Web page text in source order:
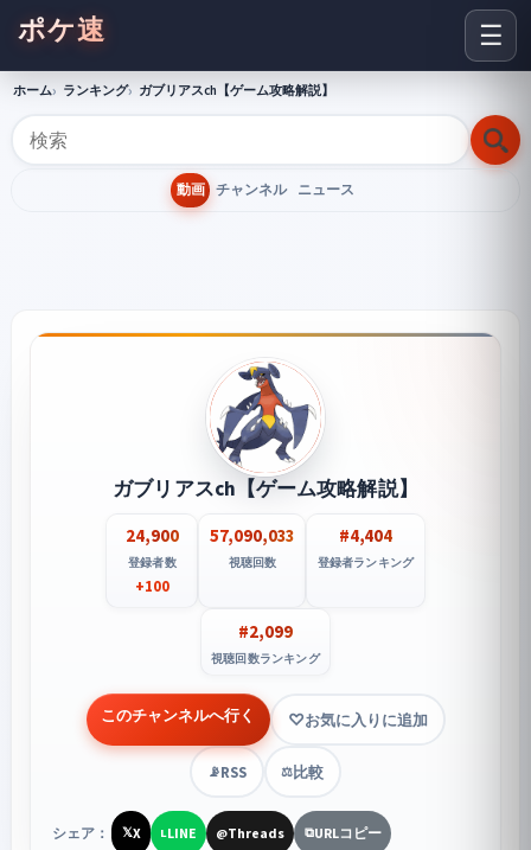
☰
ポケ速
ホーム ランキング ガブリアスch【ゲーム攻略解説】
動画 チャンネル ニュース
ガブリアスch【ゲーム攻略解説】
24,900
登録者数
+100
57,090,033
視聴回数
#4,404
登録者ランキング
#2,099
視聴回数ランキング
このチャンネルへ行く お気に入りに追加
📡RSS ⚖️比較
シェア： 𝕏X LLINE @Threads ⧉URLコピー